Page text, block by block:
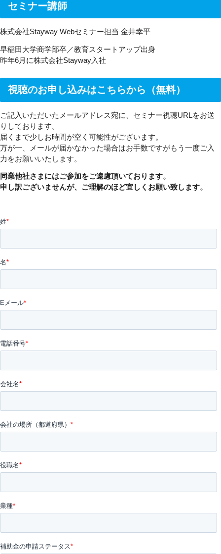
セミナー講師
株式会社Stayway Webセミナー担当 金井幸平
早稲田大学商学部卒／教育スタートアップ出身
昨年6月に株式会社Stayway入社
視聴のお申し込みはこちらから（無料）
ご記入いただいたメールアドレス宛に、セミナー視聴URLをお送
りしております。
届くまで少しお時間が空く可能性がございます。
万が一、メールが届かなかった場合はお手数ですがもう一度ご入
力をお願いいたします。
同業他社さまにはご参加をご遠慮頂いております。
申し訳ございませんが、ご理解のほど宜しくお願い致します。